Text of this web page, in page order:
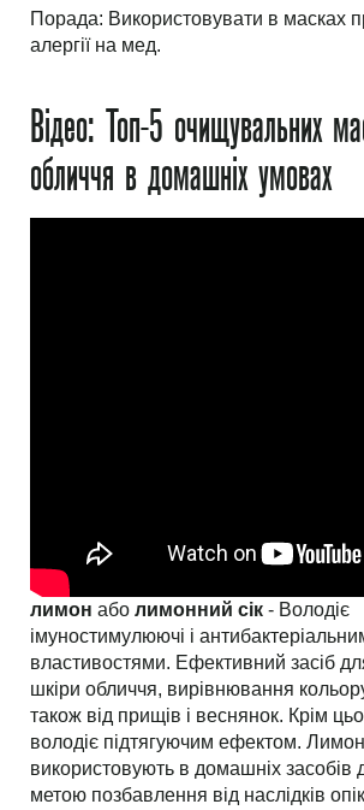
Порада: Використовувати в масках
алергії на мед.
Відео: Топ-5 очищувальних
обличчя в домашніх умовах
лимон або лимонний сік - Володіє
імуностимулюючі і
властивостями. Ефективний засіб
шкіри обличчя, вирівнювання
також від прищів і веснянок. Крім
володіє підтягуючим ефектом.
використовують в домашніх засобів
метою позбавлення від наслідків